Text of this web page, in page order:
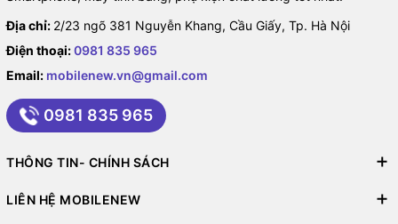
Địa chỉ: 2/23 ngõ 381 Nguyễn Khang, Cầu Giấy, Tp. Hà Nội
Điện thoại:0981 835 965
Email: mobilenew.vn@gmail.com
0981 835 965
THÔNG TIN- CHÍNH SÁCH
LIÊN HỆ MOBILENEW